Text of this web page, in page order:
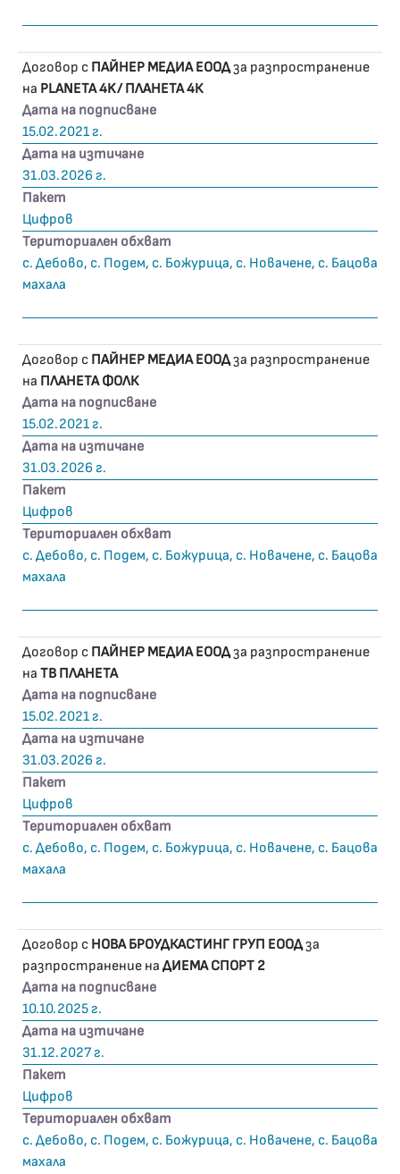
Договор с ПАЙНЕР МЕДИА ЕООДза разпространение
на PLANETA 4K/ ПЛАНЕТА 4К
Дата на подписване
15.02.2021 г.
Дата на изтичане
31.03.2026 г.
Пакет
Цифров
Териториален обхват
с. Дебово, с. Подем, с. Божурица, с. Новачене, с. Бацова
махала
Договор с ПАЙНЕР МЕДИА ЕООДза разпространение
на ПЛАНЕТА ФОЛК
Дата на подписване
15.02.2021 г.
Дата на изтичане
31.03.2026 г.
Пакет
Цифров
Териториален обхват
с. Дебово, с. Подем, с. Божурица, с. Новачене, с. Бацова
махала
Договор с ПАЙНЕР МЕДИА ЕООДза разпространение
на ТВ ПЛАНЕТА
Дата на подписване
15.02.2021 г.
Дата на изтичане
31.03.2026 г.
Пакет
Цифров
Териториален обхват
с. Дебово, с. Подем, с. Божурица, с. Новачене, с. Бацова
махала
Договор с НОВА БРОУДКАСТИНГ ГРУП ЕООДза
разпространение на ДИЕМА СПОРТ 2
Дата на подписване
10.10.2025 г.
Дата на изтичане
31.12.2027 г.
Пакет
Цифров
Териториален обхват
с. Дебово, с. Подем, с. Божурица, с. Новачене, с. Бацова
махала